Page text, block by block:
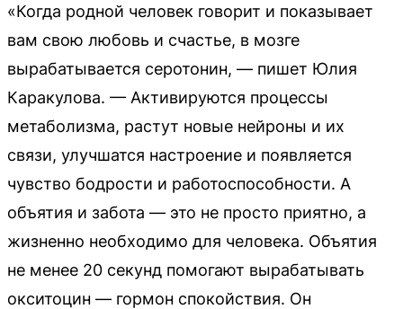
«Когда родной человек говорит и показывает
вам свою любовь и счастье, в мозге
вырабатывается серотонин, — пишет Юлия
Каракулова. — Активируются процессы
метаболизма, растут новые нейроны и их
связи, улучшатся настроение и появляется
чувство бодрости и работоспособности. А
объятия и забота — это не просто приятно, а
жизненно необходимо для человека. Объятия
не менее 20 секунд помогают вырабатывать
окситоцин — гормон спокойствия. Он